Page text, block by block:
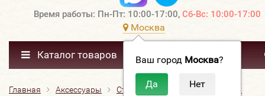
Время работы: Пн-Пт: 10:00-17:00, Сб-Вс: 10:00-17:00
Москва
Ваш город Москва?
Каталог товаров
Главная Аксессуары Стельки
Пяткоудерживатели